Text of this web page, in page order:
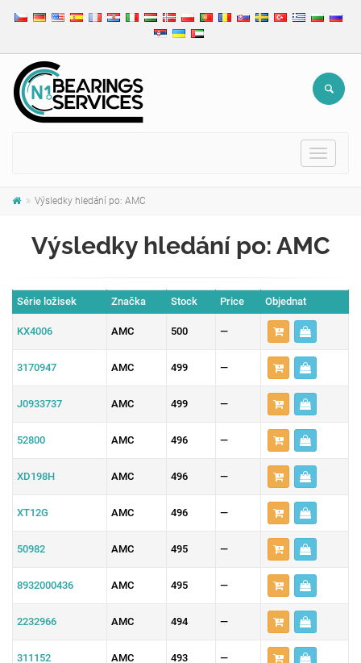
Toggle
Výsledky hledání po: AMC
Výsledky hledání po: AMC
Série ložisek Značka Stock Price Objednat
KX4006 AMC 500 —
3170947 AMC 499 —
J0933737 AMC 499 —
52800 AMC 496 —
XD198H AMC 496 —
XT12G AMC 496 —
50982 AMC 495 —
8932000436 AMC 495 —
2232966 AMC 494 —
311152 AMC 493 —